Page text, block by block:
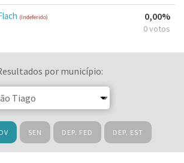
(Indeferido) 0,00%
0 votos
por município:
SEN DEP. FED DEP. EST